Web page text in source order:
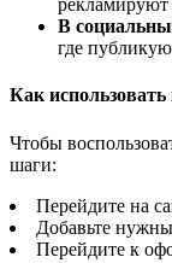
В
где
Как
Чтобы
шаги:
Перейдите на
Добавьте
Перейдите к